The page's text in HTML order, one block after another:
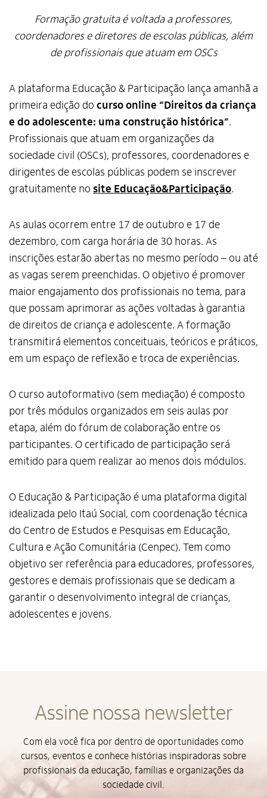
Termos de Uso e Política de
Privacidade
Formação gratuita é voltada a professores,
coordenadores e diretores de escolas públicas, além
de profissionais que atuam em OSCs
A plataforma Educação & Participação lança amanhã a
primeira edição do curso online “Direitos da criança
e do adolescente: uma construção histórica”.
Profissionais que atuam em organizações da
sociedade civil (OSCs), professores, coordenadores e
dirigentes de escolas públicas podem se inscrever
gratuitamente no site Educação&Participação.
As aulas ocorrem entre 17 de outubro e 17 de
dezembro, com carga horária de 30 horas. As
inscrições estarão abertas no mesmo período – ou até
as vagas serem preenchidas. O objetivo é promover
maior engajamento dos profissionais no tema, para
que possam aprimorar as ações voltadas à garantia
de direitos de criança e adolescente. A formação
transmitirá elementos conceituais, teóricos e práticos,
em um espaço de reflexão e troca de experiências.
O curso autoformativo (sem mediação) é composto
por três módulos organizados em seis aulas por
etapa, além do fórum de colaboração entre os
participantes. O certificado de participação será
emitido para quem realizar ao menos dois módulos.
O Educação & Participação é uma plataforma digital
idealizada pelo Itaú Social, com coordenação técnica
do Centro de Estudos e Pesquisas em Educação,
Cultura e Ação Comunitária (Cenpec). Tem como
objetivo ser referência para educadores, professores,
gestores e demais profissionais que se dedicam a
garantir o desenvolvimento integral de crianças,
adolescentes e jovens.
Assine nossa newsletter
Com ela você fica por dentro de oportunidades como
cursos, eventos e conhece histórias inspiradoras sobre
profissionais da educação, famílias e organizações da
sociedade civil.